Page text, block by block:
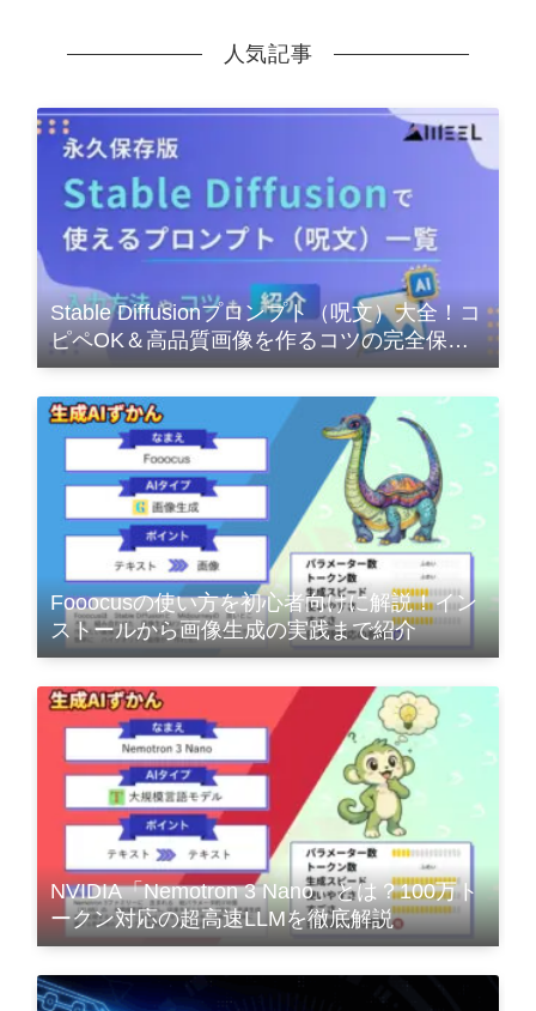
人気記事
Stable Diffusionプロンプト（呪文）大全！コ
ピペOK＆高品質画像を作るコツの完全保存
版
Fooocusの使い方を初心者向けに解説！イン
ストールから画像生成の実践まで紹介
NVIDIA「Nemotron 3 Nano」とは？100万ト
ークン対応の超高速LLMを徹底解説